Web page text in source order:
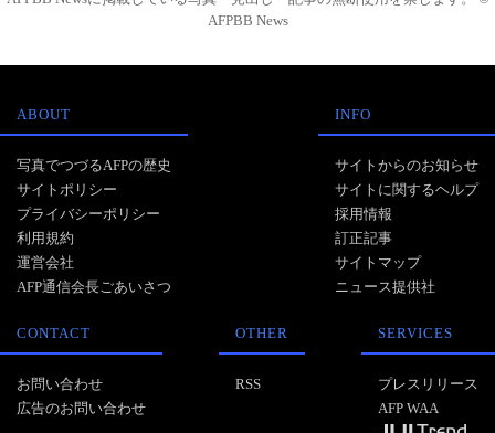
AFPBB News
ABOUT
写真でつづるAFPの歴史
サイトポリシー
プライバシーポリシー
利用規約
運営会社
AFP通信会長ごあいさつ
INFO
サイトからのお知らせ
サイトに関するヘルプ
採用情報
訂正記事
サイトマップ
ニュース提供社
CONTACT
お問い合わせ
広告のお問い合わせ
OTHER
RSS
SERVICES
プレスリリース
AFP WAA